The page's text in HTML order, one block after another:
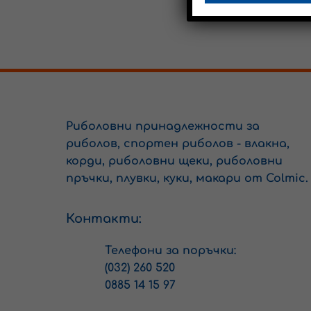
Риболовни принадлежности за
риболов, спортен риболов - влакна,
корди, риболовни щеки, риболовни
пръчки, плувки, куки, макари от Colmic.
Контакти:
Телефони за поръчки:
(032) 260 520
0885 14 15 97